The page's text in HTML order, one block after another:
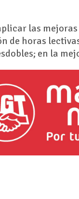
las
de horas
en la